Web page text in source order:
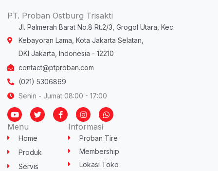
PT. Proban Ostburg Trisakti
Jl. Palmerah Barat No.8 Rt.2/3, Grogol Utara, Kec.
Kebayoran Lama, Kota Jakarta Selatan,
DKI Jakarta, Indonesia - 12210
contact@ptproban.com
(021) 5306869
Senin - Jumat 08:00 - 17:00
Y
o
u
t
T
w
i
e
r
F
a
c
I
n
s
t
a
g
r
a
m
W
h
a
s
a
p
p
Menu
Home
Produk
Servis
Informasi
Proban Tire
Membership
Lokasi Toko